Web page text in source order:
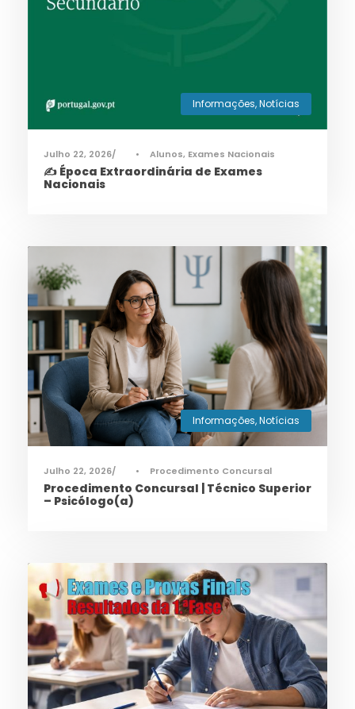
Informações,Notícias
Julho 22, 2026 • Alunos, Exames Nacionais
✍️ Época Extraordinária de Exames
Nacionais
Informações,Notícias
Julho 22, 2026 • Procedimento Concursal
Procedimento Concursal | Técnico Superior
– Psicólogo(a)